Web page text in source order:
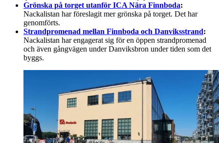
Grönska på torget utanför ICA Nära Finnboda:
Nackalistan har föreslagit mer grönska på torget. Det har
genomförts.
Strandpromenad mellan Finnboda och Danviksstrand:
Nackalistan har engagerat sig för en öppen strandpromenad
och även gångvägen under Danviksbron under tiden som det
byggs.